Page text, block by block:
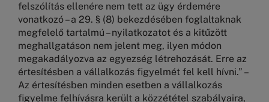
felszólítás ellenére nem tett az ügy érdemére
vonatkozó – a 29. § (8) bekezdésében foglaltaknak
megfelelő tartalmú – nyilatkozatot és a kitűzött
meghallgatáson nem jelent meg, ilyen módon
megakadályozva az egyezség létrehozását. Erre az
értesítésben a vállalkozás figyelmét fel kell hívni.” –
Az értesítésben minden esetben a vállalkozás
figyelme felhívásra került a közzététel szabályaira,